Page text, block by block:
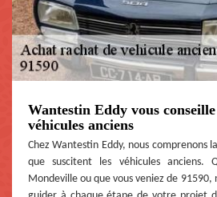
Wantestin Eddy vous
véhicules anciens
Chez Wantestin Eddy, nous comprenons
que suscitent les véhicules anciens.
Mondeville ou que vous veniez de 91590,